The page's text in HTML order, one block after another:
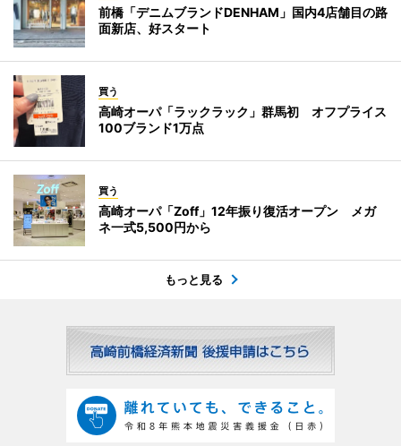
前橋「デニムブランドDENHAM」国内4店舗目の路
面新店、好スタート
買う
高崎オーパ「ラックラック」群馬初 オフプライス
100ブランド1万点
買う
高崎オーパ「Zoff」12年振り復活オープン メガ
ネ一式5,500円から
もっと見る